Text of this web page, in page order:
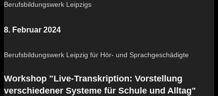
Berufsbildungswerk Leipzigs
8. Februar 2024
Berufsbildungswerk Leipzig für Hör- und Sprachgeschädigte
Workshop "Live-Transkription: Vorstellung
verschiedener Systeme für Schule und Alltag"